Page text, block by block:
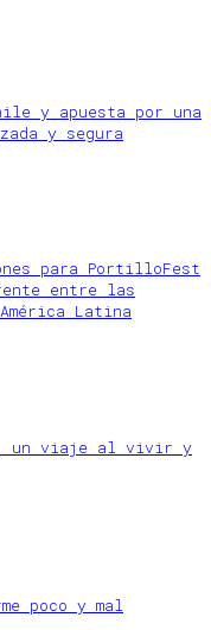
y apuesta por una
y segura
para PortilloFest
entre las
Latina
un viaje al vivir y
poco y mal